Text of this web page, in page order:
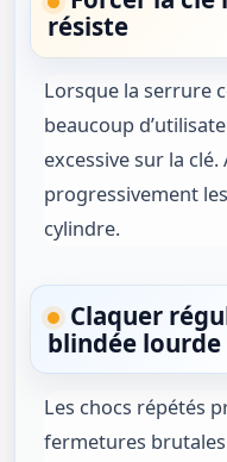
résiste
Lorsque la serrure
beaucoup
excessive sur la
progressivement
cylindre.
Claquer
blindée lourde
Les chocs répétés
fermetures